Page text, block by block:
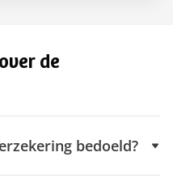
de
bedoeld?